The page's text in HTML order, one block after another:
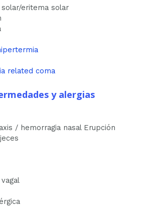
solar/eritema solar
related coma
y alergias
/ hemorragia nasal Erupción